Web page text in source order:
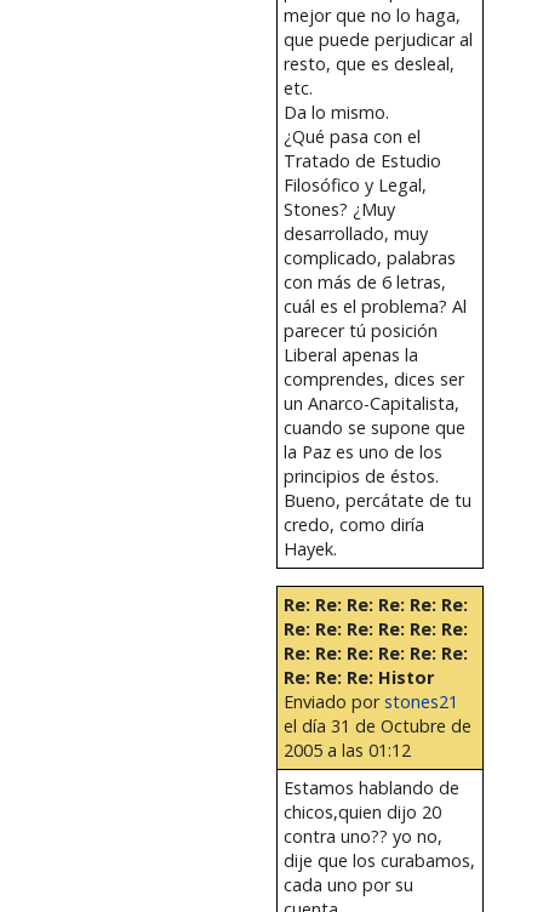
mejor que no lo haga,
que puede perjudicar al
resto, que es desleal,
etc.
Da lo mismo.
¿Qué pasa con el
Tratado de Estudio
Filosófico y Legal,
Stones? ¿Muy
desarrollado, muy
complicado, palabras
con más de 6 letras,
cuál es el problema? Al
parecer tú posición
Liberal apenas la
comprendes, dices ser
un Anarco-Capitalista,
cuando se supone que
la Paz es uno de los
principios de éstos.
Bueno, percátate de tu
credo, como diría
Hayek.
Re: Re: Re: Re: Re: Re:
Re: Re: Re: Re: Re: Re:
Re: Re: Re: Re: Re: Re:
Re: Re: Re: Histor
Enviado porstones21
el día 31 de Octubre de
2005 a las 01:12
Estamos hablando de
chicos,quien dijo 20
contra uno?? yo no,
dije que los curabamos,
cada uno por su